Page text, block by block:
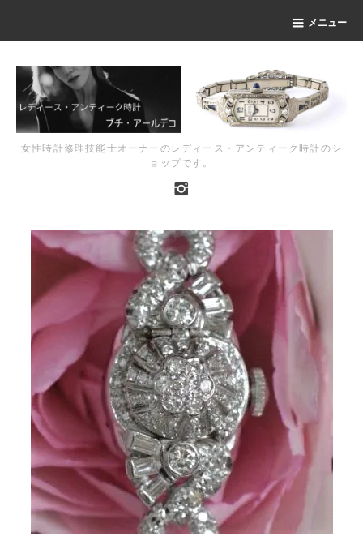
メニュー
女性時計修理技能士オーナーのレディース・アンティーク時計のシ
ョップです。